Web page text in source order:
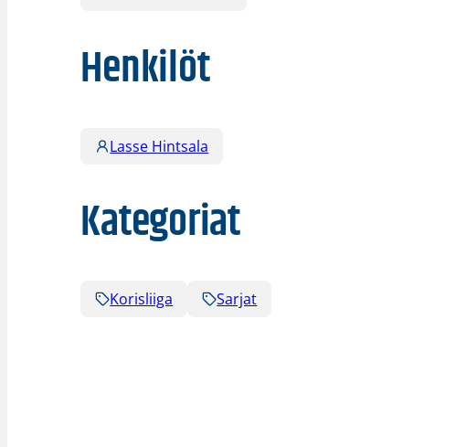
Henkilöt
Lasse Hintsala
Kategoriat
Korisliiga Sarjat